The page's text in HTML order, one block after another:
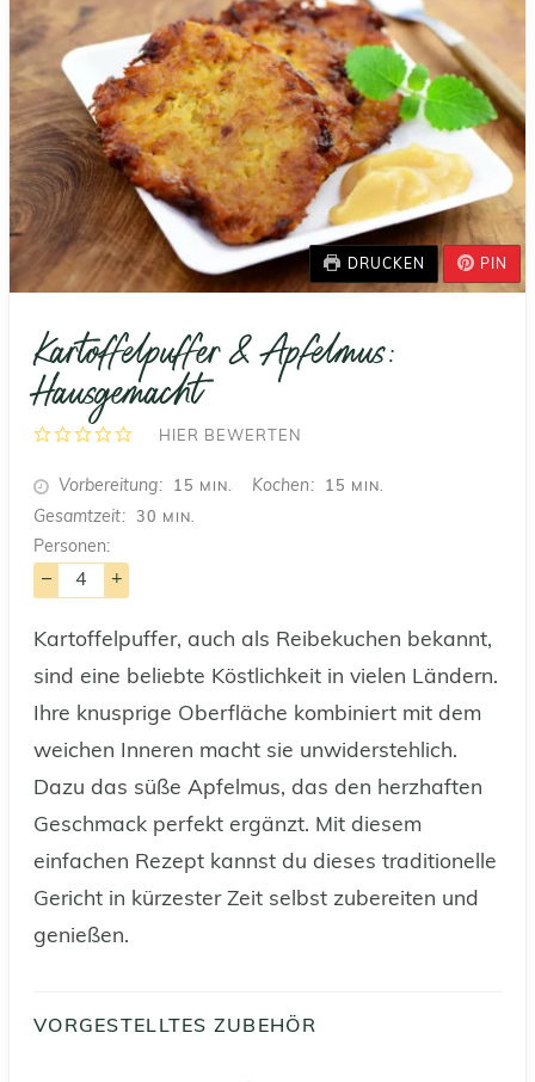
DRUCKEN PIN
Kartoffelpuffer & Apfelmus:
Hausgemacht
HIER BEWERTEN
Vorbereitung 15 MINUTEN
MIN. Kochen 15 MINUTEN
MIN.
Gesamtzeit 30 MINUTEN
MIN.
Personen:
– +
Kartoffelpuffer, auch als Reibekuchen bekannt,
sind eine beliebte Köstlichkeit in vielen Ländern.
Ihre knusprige Oberfläche kombiniert mit dem
weichen Inneren macht sie unwiderstehlich.
Dazu das süße Apfelmus, das den herzhaften
Geschmack perfekt ergänzt. Mit diesem
einfachen Rezept kannst du dieses traditionelle
Gericht in kürzester Zeit selbst zubereiten und
genießen.
VORGESTELLTES ZUBEHÖR